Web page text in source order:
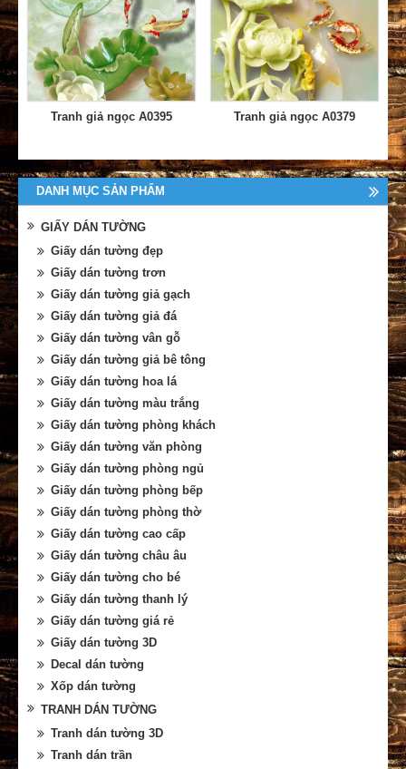
Tranh giả ngọc A0395 Tranh giả ngọc A0379
DANH MỤC SẢN PHẨM
GIẤY DÁN TƯỜNG
Giấy dán tường đẹp
Giấy dán tường trơn
Giấy dán tường giả gạch
Giấy dán tường giả đá
Giấy dán tường vân gỗ
Giấy dán tường giả bê tông
Giấy dán tường hoa lá
Giấy dán tường màu trắng
Giấy dán tường phòng khách
Giấy dán tường văn phòng
Giấy dán tường phòng ngủ
Giấy dán tường phòng bếp
Giấy dán tường phòng thờ
Giấy dán tường cao cấp
Giấy dán tường châu âu
Giấy dán tường cho bé
Giấy dán tường thanh lý
Giấy dán tường giá rẻ
Giấy dán tường 3D
Decal dán tường
Xốp dán tường
TRANH DÁN TƯỜNG
Tranh dán tường 3D
Tranh dán trần